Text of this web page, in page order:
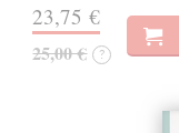
23,75 €
25,00 € ?